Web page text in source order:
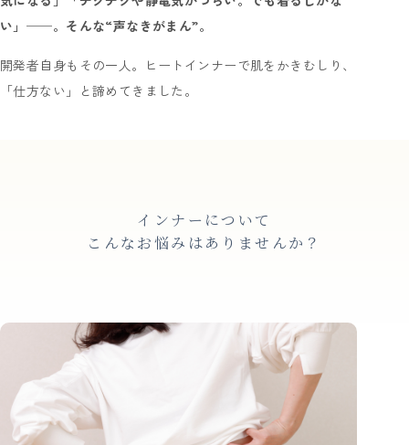
い」──。そんな“声なきがまん”。
開発者自身もその一人。ヒートインナーで肌をかきむしり、
「仕方ない」と諦めてきました。
インナーについて
こんなお悩みはありませんか？